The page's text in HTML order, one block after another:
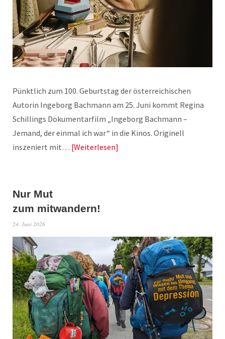
Pünktlich zum 100. Geburtstag der österreichischen
Autorin Ingeborg Bachmann am 25. Juni kommt Regina
Schillings Dokumentarfilm „Ingeborg Bachmann –
Jemand, der einmal ich war“ in die Kinos. Originell
inszeniert mit… Weiterlesen
Nur Mut
zum mitwandern!
24. Juni 2026